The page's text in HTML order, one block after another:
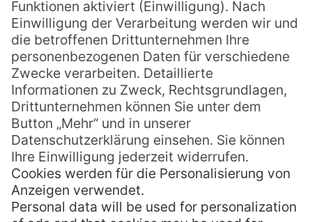
majestätischen Wale einen natürlichen
Lebensraum und ermöglicht Besuchern
hautnah eine der besten Whale Watching
Touren der Welt. Ca 13.300 Buckelwale
ziehen jedes
MEHR LESEN »
Helena 8. November 2012 Keine Kommentare
« Zurück 1 … 30 31 32 Weiter »